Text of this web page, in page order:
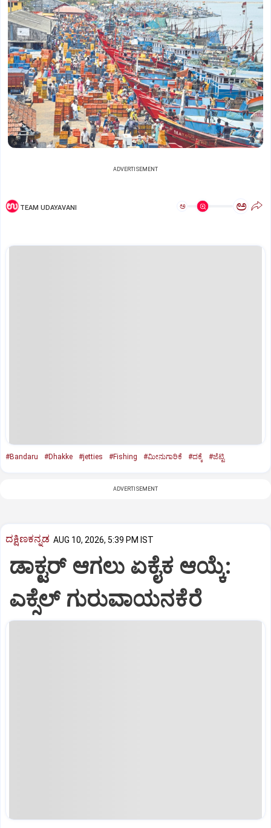
ADVERTISEMENT
TEAM UDAYAVANI ಅ ಅ
#Bandaru #Dhakke #jetties #Fishing #ಮೀನುಗಾರಿಕೆ #ದಕ್ಕೆ #ಜೆಟ್ಟಿ
ADVERTISEMENT
ದಕ್ಷಿಣಕನ್ನಡ AUG 10, 2026, 5:39 PM IST
ಡಾಕ್ಟರ್ ಆಗಲು ಏಕೈಕ ಆಯ್ಕೆ:
ಎಕ್ಸೆಲ್ ಗುರುವಾಯನಕೆರೆ